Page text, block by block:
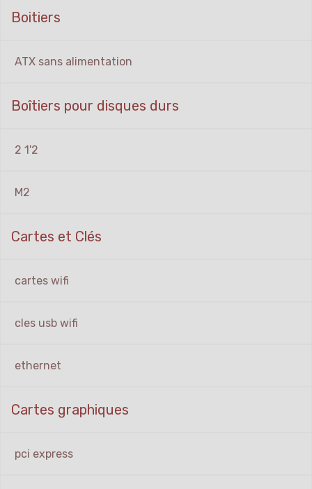
Boitiers
ATX sans alimentation
Boîtiers pour disques durs
2 1'2
M2
Cartes et Clés
cartes wifi
cles usb wifi
ethernet
Cartes graphiques
pci express